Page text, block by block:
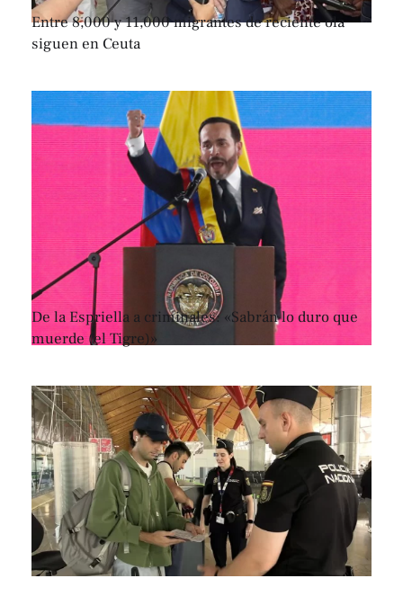
Entre 8,000 y 11,000 migrantes de reciente ola
siguen en Ceuta
De la Espriella a criminales: «Sabrán lo duro que
muerde (el Tigre)»